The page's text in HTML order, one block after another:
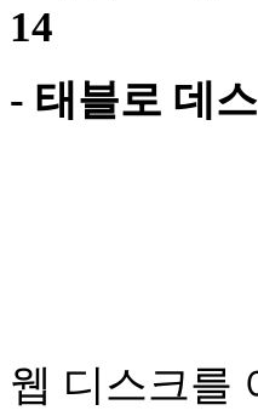
14
- 태블로 데
웹 디스크를